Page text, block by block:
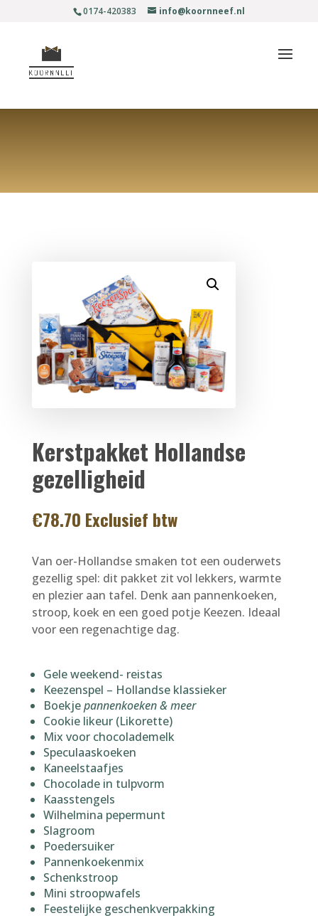
0174-420383 info@koornneef.nl
Kerstpakket Hollandse
gezelligheid
€78.70 Exclusief btw
Van oer-Hollandse smaken tot een ouderwets
gezellig spel: dit pakket zit vol lekkers, warmte
en plezier aan tafel. Denk aan pannenkoeken,
stroop, koek en een goed potje Keezen. Ideaal
voor een regenachtige dag.
Gele weekend- reistas
Keezenspel – Hollandse klassieker
Boekjepannenkoeken & meer
Cookie likeur (Likorette)
Mix voor chocolademelk
Speculaaskoeken
Kaneelstaafjes
Chocolade in tulpvorm
Kaasstengels
Wilhelmina pepermunt
Slagroom
Poedersuiker
Pannenkoekenmix
Schenkstroop
Mini stroopwafels
Feestelijke geschenkverpakking